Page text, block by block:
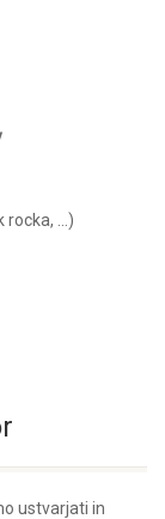
rocka, …)
ustvarjati in